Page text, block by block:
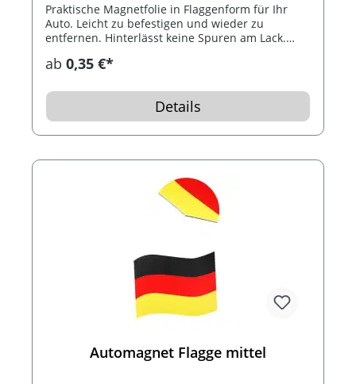
Praktische Magnetfolie in Flaggenform für Ihr
Auto. Leicht zu befestigen und wieder zu
entfernen. Hinterlässt keine Spuren am Lack.
ab 0,35 €*
Details
Automagnet Flagge mittel